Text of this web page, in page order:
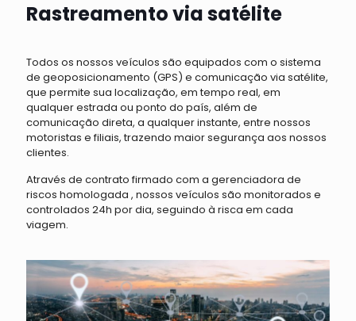
Rastreamento via satélite
Todos os nossos veículos são equipados com o sistema
de geoposicionamento (GPS) e comunicação via satélite,
que permite sua localização, em tempo real, em
qualquer estrada ou ponto do país, além de
comunicação direta, a qualquer instante, entre nossos
motoristas e filiais, trazendo maior segurança aos nossos
clientes.
Através de contrato firmado com a gerenciadora de
riscos homologada , nossos veículos são monitorados e
controlados 24h por dia, seguindo à risca em cada
viagem.